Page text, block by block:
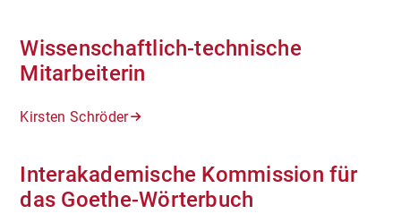
Wissenschaftlich-technische
Mitarbeiterin
Kirsten Schröder
Interakademische Kommission für
das Goethe-Wörterbuch